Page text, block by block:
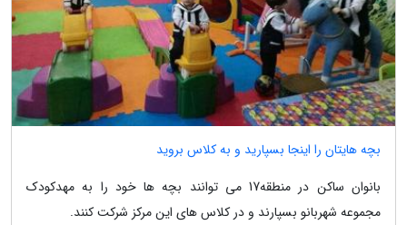
بچه هایتان را اینجا بسپارید و به کلاس بروید
بانوان ساکن در منطقه17 می توانند بچه ها خود را به مهدکودک
مجموعه شهربانو بسپارند و در کلاس های این مرکز شرکت کنند.